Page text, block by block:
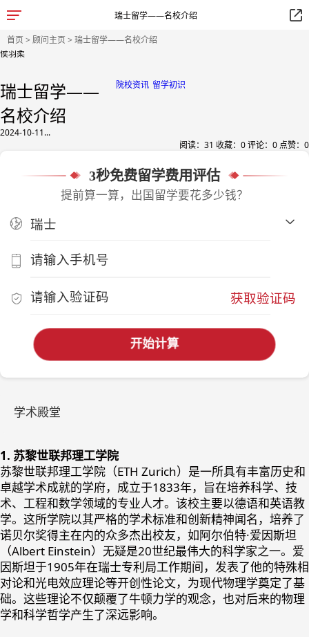
瑞士留学——名校介绍
首页> 顾问主页> 瑞士留学——名校介绍
侯羽柔
留学初识
院校资讯
瑞士留学——
名校介绍
2024-10-11...
阅读： 31 收藏： 0评论： 0 点赞： 0
3秒免费留学费用评估
提前算一算，出国留学要花多少钱？
获取验证码
开始计算
学术殿堂
1. 苏黎世联邦理工学院
苏黎世联邦理工学院（ETH Zurich）是一所具有丰富历史和
卓越学术成就的学府，成立于1833年，旨在培养科学、技
术、工程和数学领域的专业人才。该校主要以德语和英语教
学。这所学院以其严格的学术标准和创新精神闻名，培养了
诺贝尔奖得主在内的众多杰出校友，如阿尔伯特·爱因斯坦
（Albert Einstein）无疑是20世纪最伟大的科学家之一。爱
因斯坦于1905年在瑞士专利局工作期间，发表了他的特殊相
对论和光电效应理论等开创性论文，为现代物理学奠定了基
础。这些理论不仅颠覆了牛顿力学的观念，也对后来的物理
学和科学哲学产生了深远影响。